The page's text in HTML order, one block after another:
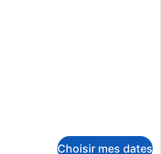
Choisir mes dates